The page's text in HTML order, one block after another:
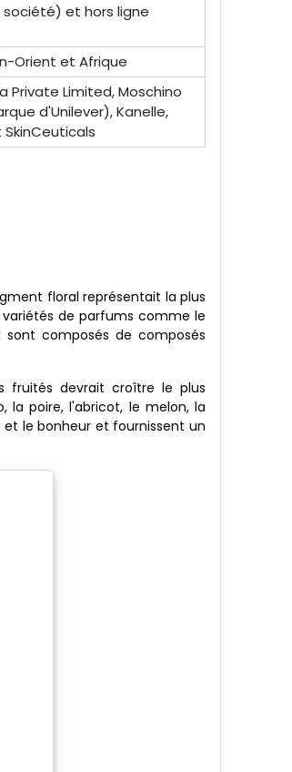
et hors ligne
Orient et Afrique
Private Limited, Moschino
d'Unilever), Kanelle,
floral représentait la plus
de parfums comme le
composés de composés
fruités devrait croître le plus
la poire, l'abricot, le melon, la
le bonheur et fournissent un